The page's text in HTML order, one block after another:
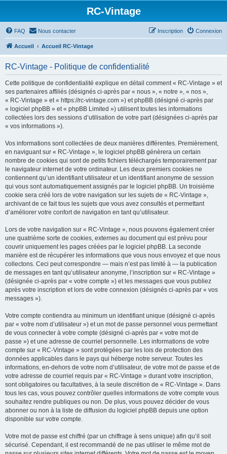
RC-Vintage
FAQ Nous contacter Connexion
Inscription
Accueil Accueil RC-Vintage
RC-Vintage - Politique de confidentialité
Cette politique de confidentialité explique en détail comment « RC-Vintage » et
ses partenaires affiliés (désignés ci-après par « nous », « notre », « nos »,
« RC-Vintage » et « https://rc-vintage.com ») et phpBB (désigné ci-après par
« logiciel phpBB » et « phpBB Limited ») utilisent toutes les informations
collectées lors des sessions d’utilisation de votre part (désignées ci-après par
« vos informations »).
Vos informations sont collectées de deux manières différentes. Premièrement,
en naviguant sur « RC-Vintage », le logiciel phpBB génèrera un certain
nombre de cookies qui sont de petits fichiers téléchargés temporairement par
le navigateur internet de votre ordinateur. Les deux premiers cookies ne
contiennent qu’un identifiant utilisateur et un identifiant anonyme de session
qui vous sont automatiquement assignés par le logiciel phpBB. Un troisième
cookie sera créé lors de votre navigation sur les sujets de « RC-Vintage »,
archivant de ce fait tous les sujets que vous avez consultés et permettant
d’améliorer votre confort de navigation en tant qu’utilisateur.
Lors de votre navigation sur « RC-Vintage », nous pouvons également créer
une quatrième sorte de cookies, externes au document qui est prévu pour
couvrir uniquement les pages créées par le logiciel phpBB. La seconde
manière est de récupérer les informations que vous nous envoyez et que nous
collectons. Ceci peut correspondre — mais n’est pas limité à — la publication
de messages en tant qu’utilisateur anonyme, l’inscription sur « RC-Vintage »
(désignée ci-après par « votre compte ») et les messages que vous publiez
après votre inscription et lors de votre connexion (désignés ci-après par « vos
messages »).
Votre compte contiendra au minimum un identifiant unique (désigné ci-après
par « votre nom d’utilisateur ») et un mot de passe personnel vous permettant
de vous connecter à votre compte (désigné ci-après par « votre mot de
passe ») et une adresse de courriel personnelle. Les informations de votre
compte sur « RC-Vintage » sont protégées par les lois de protection des
données applicables dans le pays qui héberge notre serveur. Toutes les
informations, en-dehors de votre nom d’utilisateur, de votre mot de passe et de
votre adresse de courriel requis par « RC-Vintage » durant votre inscription,
sont obligatoires ou facultatives, à la seule discrétion de « RC-Vintage ». Dans
tous les cas, vous pouvez contrôler quelles informations de votre compte vous
souhaitez rendre publiques ou non. De plus, vous pouvez décider de vous
abonner ou non à la liste de diffusion du logiciel phpBB depuis une option
disponible sur votre compte.
Votre mot de passe est chiffré (par un chiffrage à sens unique) afin qu’il soit
sécurisé. Cependant, il est recommandé de ne pas utiliser le même mot de